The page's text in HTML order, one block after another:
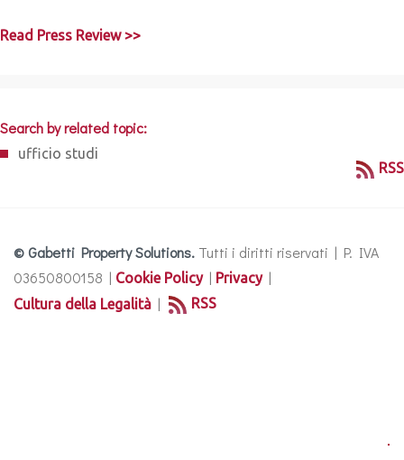
Read Press Review >>
Search by related topic:
ufficio studi
RSS
© Gabetti Property Solutions. Tutti i diritti riservati | P. IVA
03650800158 | Cookie Policy| Privacy|
Cultura della Legalità | RSS